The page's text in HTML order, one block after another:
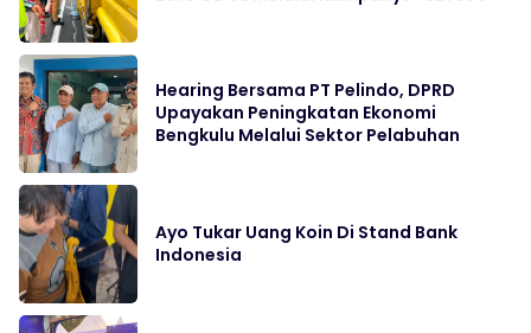
Hearing Bersama PT Pelindo, DPRD
Upayakan Peningkatan Ekonomi
Bengkulu Melalui Sektor Pelabuhan
Ayo Tukar Uang Koin Di Stand Bank
Indonesia